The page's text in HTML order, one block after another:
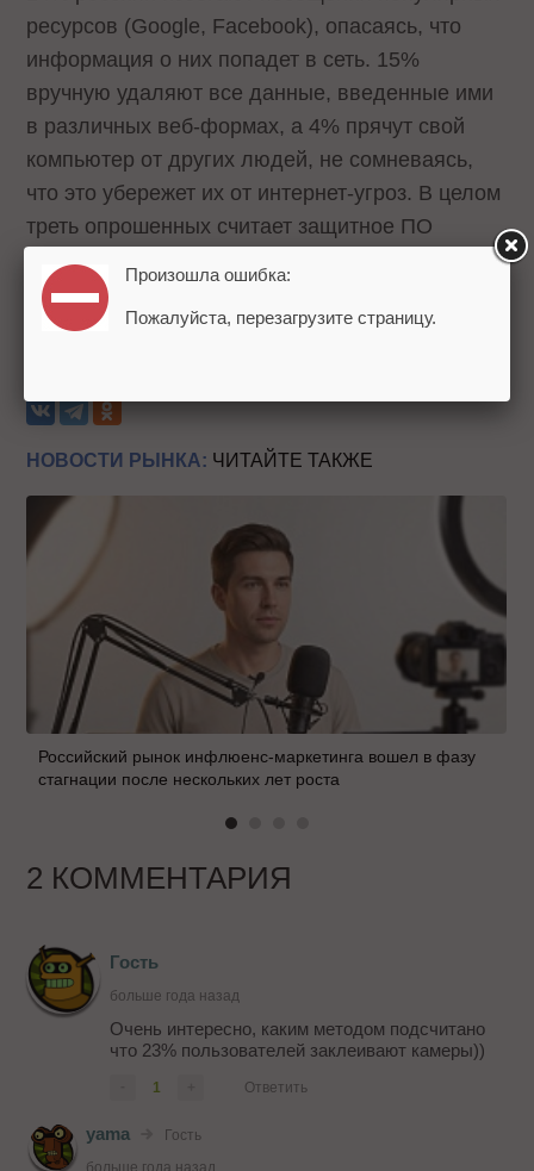
ресурсов (Google, Facebook), опасаясь, что
информация о них попадет в сеть. 15%
вручную удаляют все данные, введенные ими
в различных веб-формах, а 4% прячут свой
компьютер от других людей, не сомневаясь,
что это убережет их от интернет-угроз. В целом
треть опрошенных считает защитное ПО
ненужным.
Источник: ТАСС
НОВОСТИ РЫНКА: ЧИТАЙТЕ ТАКЖЕ
Российский рынок инфлюенс-маркетинга вошел в фазу
стагнации после нескольких лет роста
2 КОММЕНТАРИЯ
Гость
больше года назад
Очень интересно, каким методом подсчитано
что 23% пользователей заклеивают камеры))
1 Ответить
yama
Гость
больше года назад
Произошла ошибка:
Пожалуйста, перезагрузите страницу.